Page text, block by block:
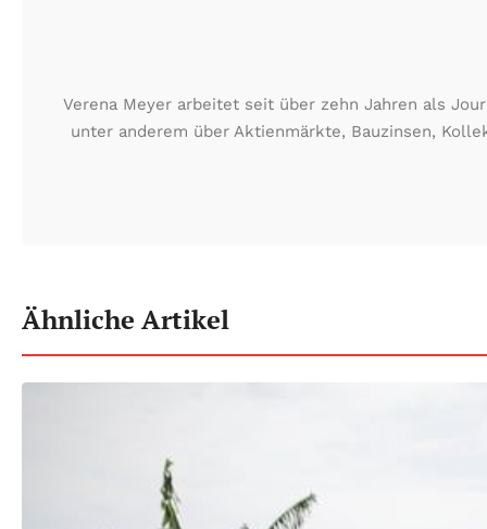
Verena Meyer arbeitet seit über zehn Jahren als
unter anderem über Aktienmärkte, Bauzinsen,
Ähnliche Artikel